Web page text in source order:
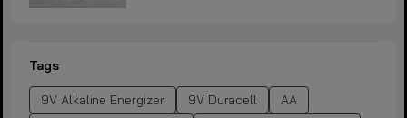
Tags
9V Alkaline Energizer 9V Duracell
AA